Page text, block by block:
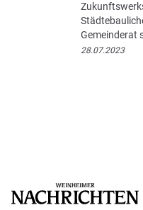
Gemeinderat
28.07.2023